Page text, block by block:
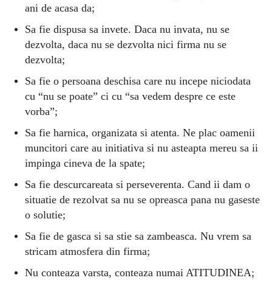
ani de acasa da;
Sa fie dispusa sa invete. Daca nu invata, nu se
dezvolta, daca nu se dezvolta nici firma nu se
dezvolta;
Sa fie o persoana deschisa care nu incepe niciodata
cu “nu se poate” ci cu “sa vedem despre ce este
vorba”;
Sa fie harnica, organizata si atenta. Ne plac oamenii
muncitori care au initiativa si nu asteapta mereu sa ii
impinga cineva de la spate;
Sa fie descurcareata si perseverenta. Cand ii dam o
situatie de rezolvat sa nu se opreasca pana nu gaseste
o solutie;
Sa fie de gasca si sa stie sa zambeasca. Nu vrem sa
stricam atmosfera din firma;
Nu conteaza varsta, conteaza numai ATITUDINEA;